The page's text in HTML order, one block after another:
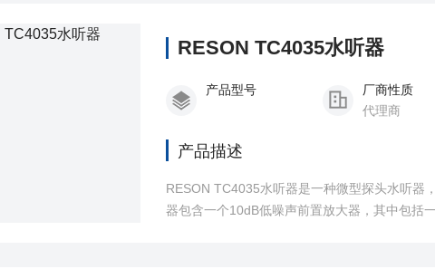
RESON TC4035水听器
产品型号
厂商性质
代理商
产品描述
RESON TC4035水听器是一种微型探头水听器
器包含一个10dB低噪声前置放大器，其中包括